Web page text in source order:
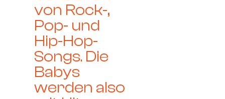
von Rock-,
Pop- und
Hip-Hop-
Songs. Die
Babys
werden also